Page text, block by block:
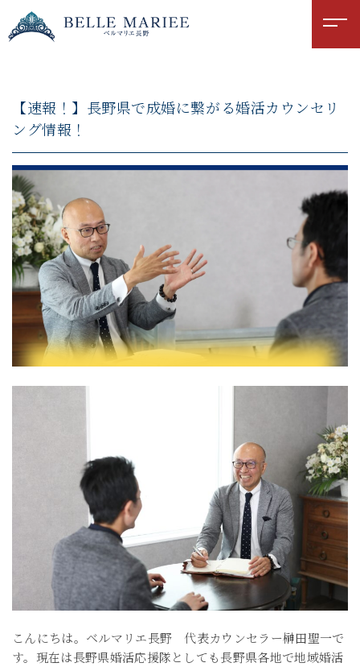
【速報！】長野県で成婚に繋がる婚活カウンセリ
ング情報！
こんにちは。ベルマリエ長野 代表カウンセラー榊田聖一で
す。現在は長野県婚活応援隊としても長野県各地で地域婚活